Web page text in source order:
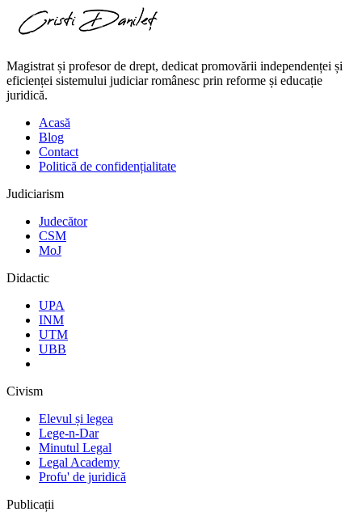
Magistrat și profesor de drept, dedicat promovării independenței și
eficienței sistemului judiciar românesc prin reforme și educație
juridică.
Acasă
Blog
Contact
Politică de confidențialitate
Judiciarism
Judecător
CSM
MoJ
Didactic
UPA
INM
UTM
UBB
Civism
Elevul și legea
Lege-n-Dar
Minutul Legal
Legal Academy
Profu' de juridică
Publicații